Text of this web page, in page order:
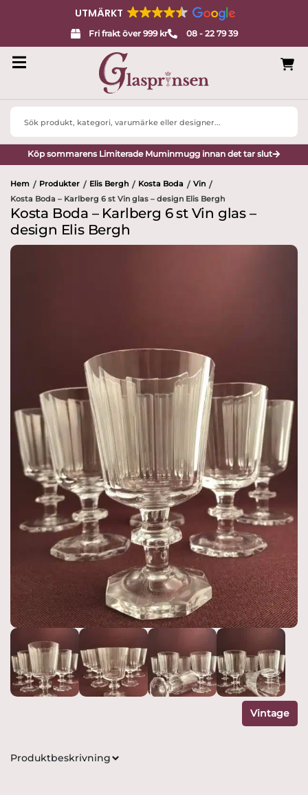
UTMÄRKT
Fri frakt över 999 kr 08 - 22 79 39
Search
Köp sommarens Limiterade Muminmugg innan det tar slut
Hem / Produkter / Elis Bergh / Kosta Boda / Vin /
Kosta Boda – Karlberg 6 st Vin glas – design Elis Bergh
Kosta Boda – Karlberg 6 st Vin glas –
design Elis Bergh
Vintage
Produktbeskrivning